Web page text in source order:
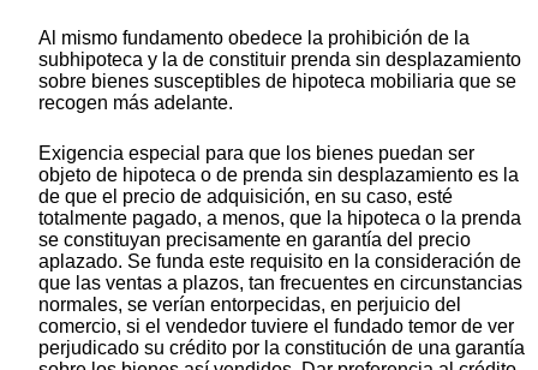
Al mismo fundamento obedece la prohibición de la
subhipoteca y la de constituir prenda sin desplazamiento
sobre bienes susceptibles de hipoteca mobiliaria que se
recogen más adelante.
Exigencia especial para que los bienes puedan ser
objeto de hipoteca o de prenda sin desplazamiento es la
de que el precio de adquisición, en su caso, esté
totalmente pagado, a menos, que la hipoteca o la prenda
se constituyan precisamente en garantía del precio
aplazado. Se funda este requisito en la consideración de
que las ventas a plazos, tan frecuentes en circunstancias
normales, se verían entorpecidas, en perjuicio del
comercio, si el vendedor tuviere el fundado temor de ver
perjudicado su crédito por la constitución de una garantía